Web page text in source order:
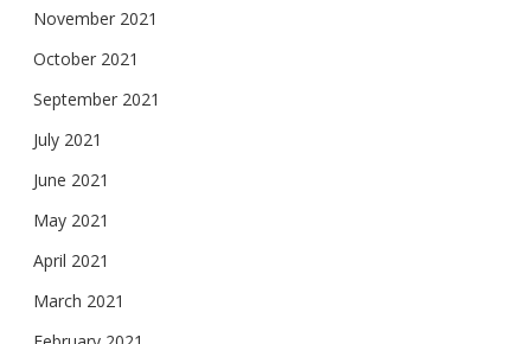
November 2021
October 2021
September 2021
July 2021
June 2021
May 2021
April 2021
March 2021